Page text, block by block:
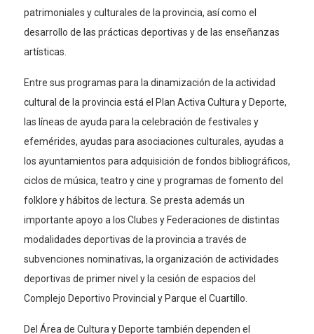
patrimoniales y culturales de la provincia, así como el
desarrollo de las prácticas deportivas y de las enseñanzas
artísticas.
Entre sus programas para la dinamización de la actividad
cultural de la provincia está el Plan Activa Cultura y Deporte,
las líneas de ayuda para la celebración de festivales y
efemérides, ayudas para asociaciones culturales, ayudas a
los ayuntamientos para adquisición de fondos bibliográficos,
ciclos de música, teatro y cine y programas de fomento del
folklore y hábitos de lectura. Se presta además un
importante apoyo a los Clubes y Federaciones de distintas
modalidades deportivas de la provincia a través de
subvenciones nominativas, la organización de actividades
deportivas de primer nivel y la cesión de espacios del
Complejo Deportivo Provincial y Parque el Cuartillo.
Del Área de Cultura y Deporte también dependen el